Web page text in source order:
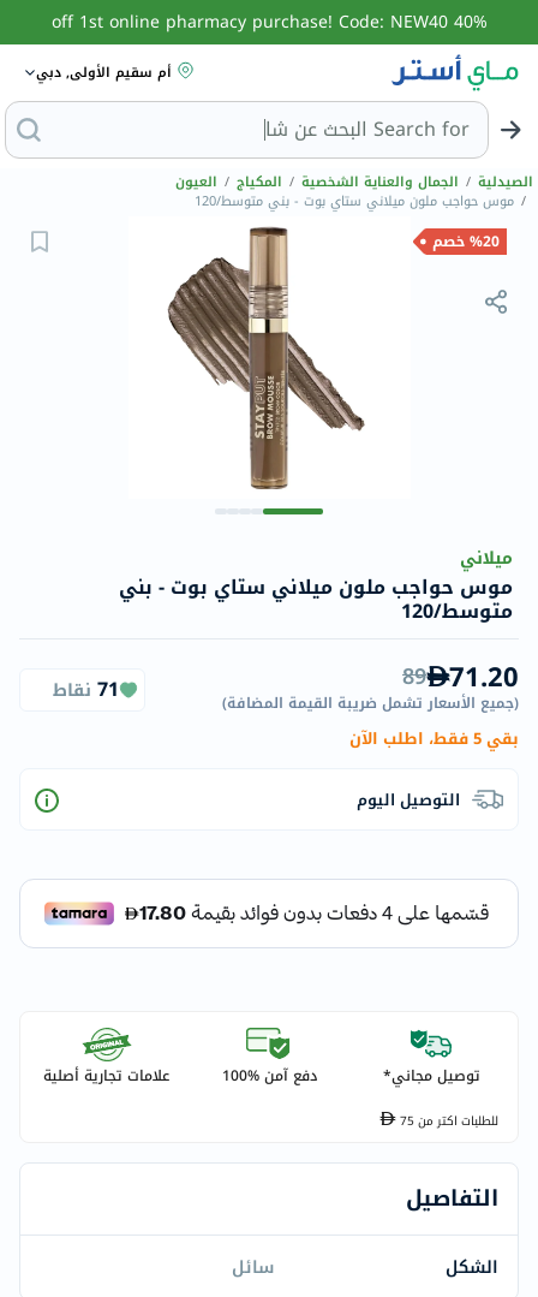
40% off 1st online pharmacy purchase! Code: NEW40
أم سقيم الأولى, دبي
Search for البحث عن
الصيدلية / الجمال والعناية الشخصية / المكياج / العيون
/ موس حواجب ملون ميلاني ستاي بوت - بني متوسط/120
%20 خصم
ميلاني
موس حواجب ملون ميلاني ستاي بوت - بني
متوسط/120
71.20
89
(جميع الأسعار تشمل ضريبة القيمة المضافة)
71 نقاط
بقي 5 فقط، اطلب الآن
التوصيل اليوم
توصيل مجاني* دفع آمن %100 علامات تجارية أصلية
للطلبات اكتر من75
التفاصيل
الشكل سائل